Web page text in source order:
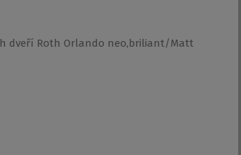
dveří Roth Orlando neo,briliant/Matt